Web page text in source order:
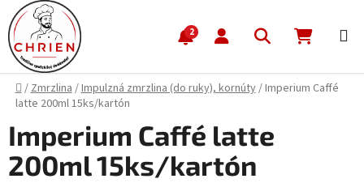
Prejsť na obsah
2 Hľadať
Domov
/Zmrzlina/Impulzná zmrzlina (do ruky), kornúty/Imperium Caffé
latte 200ml 15ks/kartón
Imperium Caffé latte
200ml 15ks/kartón